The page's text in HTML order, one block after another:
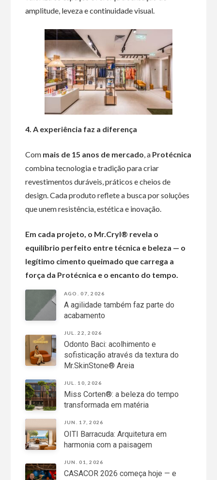
amplitude, leveza e continuidade visual.
4. A experiência faz a diferença
Com mais de 15 anos de mercado , a Protécnica
combina tecnologia e tradição para criar
revestimentos duráveis, práticos e cheios de
design. Cada produto reflete a busca por soluções
que unem resistência, estética e inovação.
Em cada projeto, o Mr.Cryl® revela o
equilíbrio perfeito entre técnica e beleza — o
legítimo cimento queimado que carrega a
força da Protécnica e o encanto do tempo.
AGO. 07, 2026
A agilidade também faz parte do
acabamento
JUL. 22, 2026
Odonto Baci: acolhimento e
sofisticação através da textura do
Mr.SkinStone® Areia
JUL. 10, 2026
Miss Corten®: a beleza do tempo
transformada em matéria
JUN. 17, 2026
OITI Barracuda: Arquitetura em
harmonia com a paisagem
JUN. 01, 2026
CASACOR 2026 começa hoje — e